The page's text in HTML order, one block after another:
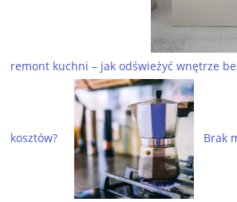
remont kuchni – jak odświeżyć wnętrze
kosztów? Brak